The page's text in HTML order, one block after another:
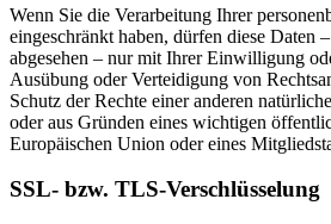
Wenn Sie die Verarbeitung Ihrer
eingeschränkt haben, dürfen diese Daten
abgesehen – nur mit Ihrer Einwilligung
Ausübung oder Verteidigung von
Schutz der Rechte einer anderen
oder aus Gründen eines wichtigen
Europäischen Union oder eines
SSL- bzw. TLS-Verschlüsselung